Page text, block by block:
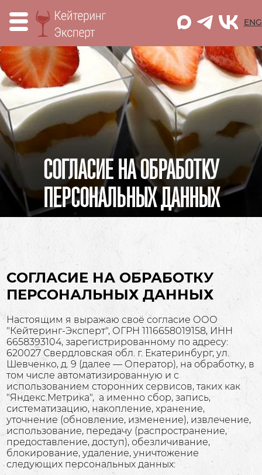
M ENG
СОГЛАСИЕ НА ОБРАБОТКУ
ПЕРСОНАЛЬНЫХ ДАННЫХ
СОГЛАСИЕ НА ОБРАБОТКУ
ПЕРСОНАЛЬНЫХ ДАННЫХ
Настоящим я выражаю своё согласие ООО
"Кейтеринг-Эксперт", ОГРН 1116658019158, ИНН
6658393104, зарегистрированному по адресу:
620027 Свердловская обл. г. Екатеринбург, ул.
Шевченко, д. 9 (далее — Оператор), на обработку, в
том числе автоматизированную и с
использованием сторонних сервисов, таких как
"Яндекс.Метрика", а именно сбор, запись,
систематизацию, накопление, хранение,
уточнение (обновление, изменение), извлечение,
использование, передачу (распространение,
предоставление, доступ), обезличивание,
блокирование, удаление, уничтожение
следующих персональных данных: